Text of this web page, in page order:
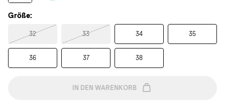
Größe:
32 33 34 35
36 37 38
IN DEN WARENKORB